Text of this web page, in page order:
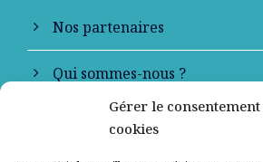
Gérer le
cookies
Nos partenaires
Qui sommes-nous ?
Contactez-nous